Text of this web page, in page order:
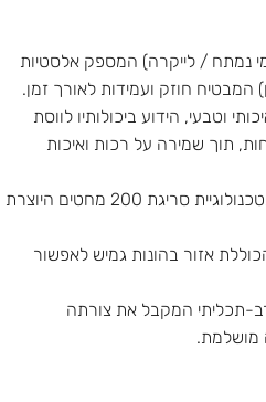
אלסטן (גומי נמתח / לייקרה) המספק אלסטיות
וטבעי, הידוע ביכולותיו לווסת
תוך שמירה על רכות ואיכות
סריגה טכנולוגית צפופה: שימוש בטכנולוגיית סריגת 200 מחטים היוצרת
אזור בהונות גמיש לאפשור
תכליתי המקבל את צורתה
מושלמת.